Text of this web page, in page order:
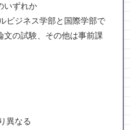
いずれか
ビジネス学部と国際学部で
文の試験、その他は事前課
異なる